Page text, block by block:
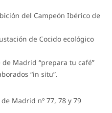
del Campeón Ibérico de
de Cocido ecológico
de Madrid “prepara tu café”
“in situ”.
Madrid nº 77, 78 y 79